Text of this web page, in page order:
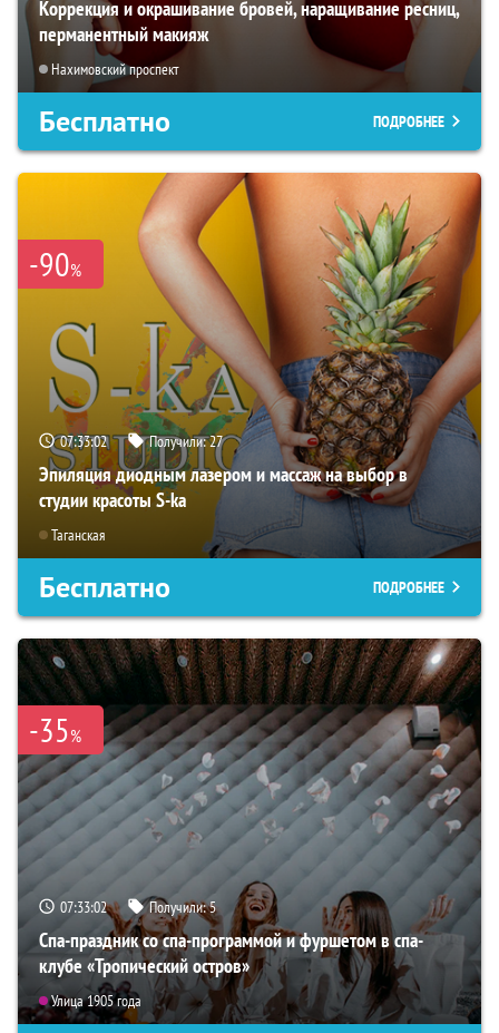
Коррекция и окрашивание бровей, наращивание ресниц,
перманентный макияж
Нахимовский проспект
Бесплатно ПОДРОБНЕЕ
-90%
07:33:01 Получили:27
Эпиляция диодным лазером и массаж на выбор в
студии красоты S-ka
Таганская
Бесплатно ПОДРОБНЕЕ
-35%
07:33:01 Получили:5
Спа-праздник со спа-программой и фуршетом в спа-
клубе «Тропический остров»
Улица 1905 года